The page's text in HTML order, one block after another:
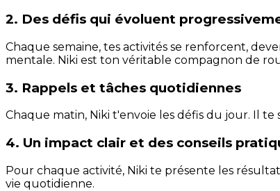
2. Des défis qui évoluent
Chaque semaine, tes activités se renforcent,
mentale. Niki est ton véritable compagnon de
3. Rappels et tâches quotidiennes
Chaque matin, Niki t'envoie les défis du jour. Il
4. Un impact clair et des conseils
Pour chaque activité, Niki te présente les
vie quotidienne.